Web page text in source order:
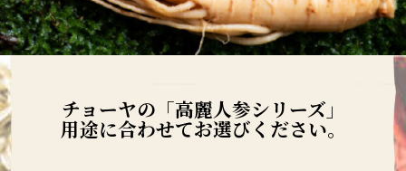
チョーヤの「高麗人参シリーズ」
用途に合わせてお選びください。